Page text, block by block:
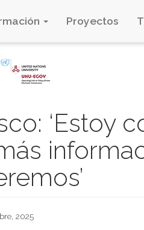
Proyectos
‘Estoy
2025